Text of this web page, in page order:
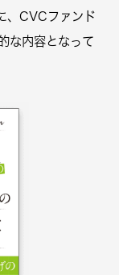
、CVCファンド
な内容となって